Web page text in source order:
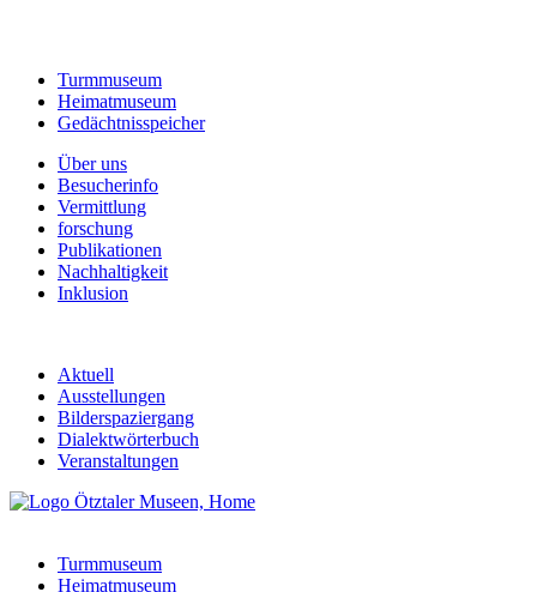
Turmmuseum
Heimatmuseum
Gedächtnisspeicher
Über uns
Besucherinfo
Vermittlung
forschung
Publikationen
Nachhaltigkeit
Inklusion
Aktuell
Ausstellungen
Bilderspaziergang
Dialektwörterbuch
Veranstaltungen
Turmmuseum
Heimatmuseum